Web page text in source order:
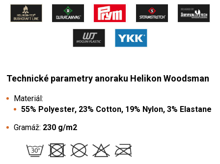
Technické parametry anoraku Helikon Woodsman
Materiál:
55% Polyester, 23% Cotton, 19% Nylon, 3% Elastane
Gramáž: 230 g/m2